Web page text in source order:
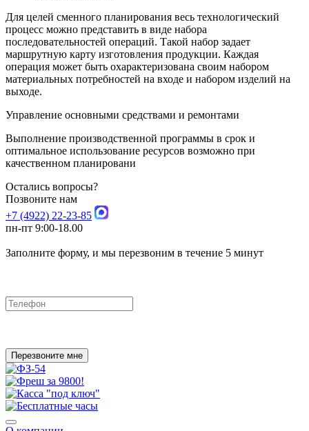
Для целей сменного планирования весь технологический
процесс можно представить в виде набора
последовательностей операций. Такой набор задает
маршрутную карту изготовления продукции. Каждая
операция может быть охарактеризована своим набором
материальных потребностей на входе и набором изделий на
выходе.
Управление основными средствами и ремонтами
Выполнение производственной программы в срок и
оптимальное использование ресурсов возможно при
качественном планировани
Остались вопросы?
Позвоните нам
+7 (4922) 22-23-85
пн-пт 9:00-18.00
Заполните форму, и мы перезвоним в течение 5 минут
Перезвоните мне